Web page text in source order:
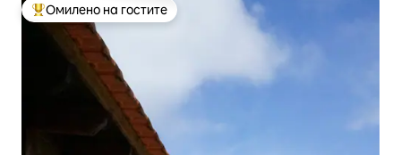
Меѓу најуспешните „Омилени на гостите“
Омилено на гостите